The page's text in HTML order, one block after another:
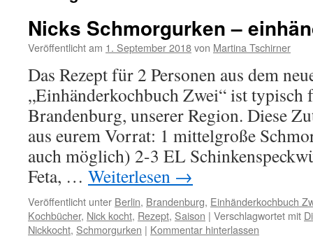
Nicks Schmorgurken –
Veröffentlicht am 1. September 2018von Martina Tschirner
Das Rezept für 2 Personen aus dem
„Einhänderkochbuch Zwei“ ist
Brandenburg, unserer Region. Diese
aus eurem Vorrat: 1 mittelgroße
auch möglich) 2-3 EL
Feta, … Weiterlesen →
Veröffentlicht unter Berlin, Brandenburg, Einhänderkochbuch
Kochbücher, Nick kocht, Rezept, Saison | Verschlagwortet mit
Nickkocht, Schmorgurken | Kommentar hinterlassen